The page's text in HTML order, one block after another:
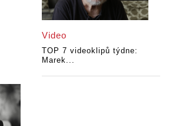
Video
TOP 7 videoklipů týdne:
Marek...